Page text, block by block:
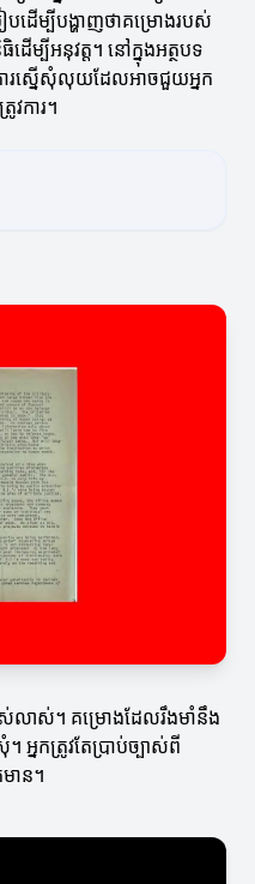
ដើម្បីបង្ហាញថាគម្រោងរបស់
ើម្បីអនុវត្ត។ នៅក្នុងអត្ថបទ
ការស្នើសុំលុយដែលអាចជួយអ្នក
វការ។
ស់លាស់។ គម្រោងដែលរឹងមាំនឹង
។ អ្នកត្រូវតែប្រាប់ច្បាស់ពី
ាន។